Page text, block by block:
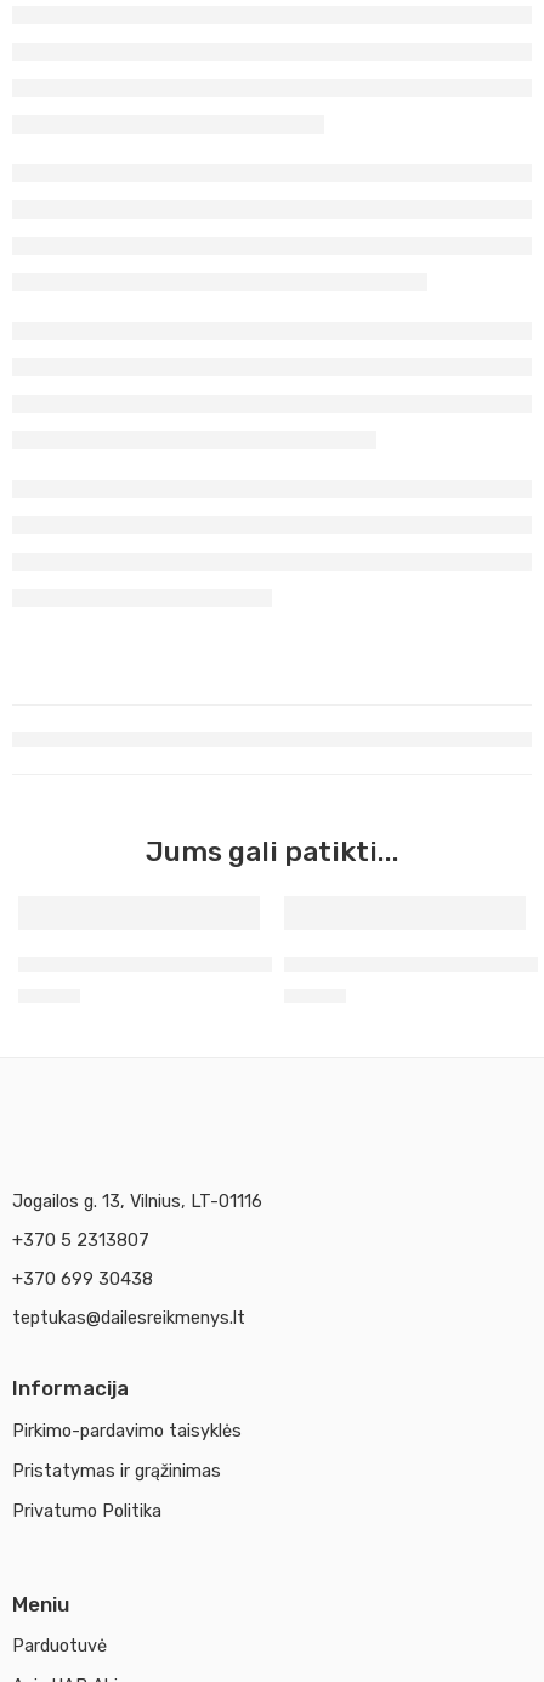
Jums gali patikti...
Jogailos g. 13, Vilnius, LT-01116
+370 5 2313807
+370 699 30438
teptukas@dailesreikmenys.lt
Informacija
Pirkimo-pardavimo taisyklės
Pristatymas ir grąžinimas
Privatumo Politika
Meniu
Parduotuvė